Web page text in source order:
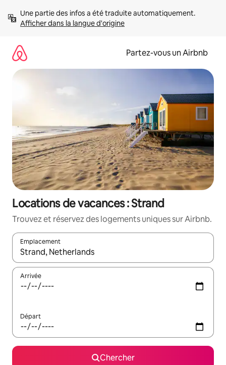
directement
Afficher dans la langue d'origine
Partez-vous un Airbnb
Locations de vacances : Strand
Trouvez et réservez des logements uniques sur Airbnb.
Emplacement
Quand les résultats sont affichés, parcourez-les en utilisant
Arrivée
Départ
Chercher